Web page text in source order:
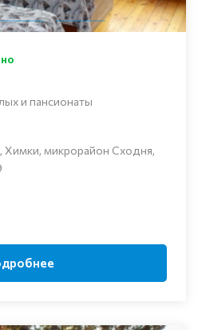
и пансионаты
Химки, микрорайон Сходня,